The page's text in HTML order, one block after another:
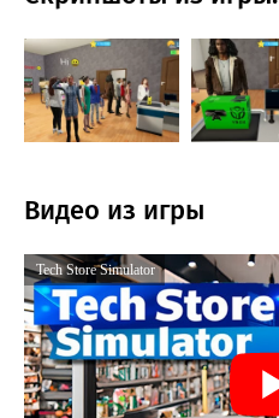
Видео из игры
Tech Store Simulator